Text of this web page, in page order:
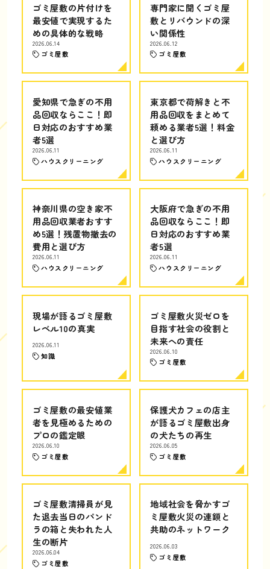
ゴミ屋敷の片付けを
最安値で実現するた
めの具体的な戦略
2026.06.14
ゴミ屋敷
専門家に聞くゴミ屋
敷とリバウンドの深
い関係性
2026.06.12
ゴミ屋敷
愛知県で急ぎの不用
品回収ならここ！即
日対応のおすすめ業
者5選
2026.06.11
ハウスクリーニング
東京都で荷解きと不
用品回収をまとめて
頼める業者5選！料金
と選び方
2026.06.11
ハウスクリーニング
神奈川県の空き家不
用品回収業者おすす
め5選！残置物撤去の
費用と選び方
2026.06.11
ハウスクリーニング
大阪府で急ぎの不用
品回収ならここ！即
日対応のおすすめ業
者5選
2026.06.11
ハウスクリーニング
現場が語るゴミ屋敷
レベル10の真実
2026.06.11
知識
ゴミ屋敷火災ゼロを
目指す社会の役割と
未来への責任
2026.06.10
ゴミ屋敷
ゴミ屋敷の最安値業
者を見極めるための
プロの鑑定眼
2026.06.10
ゴミ屋敷
保護犬カフェの店主
が語るゴミ屋敷出身
の犬たちの再生
2026.06.05
ゴミ屋敷
ゴミ屋敷清掃員が見
た退去当日のパンド
ラの箱と失われた人
生の断片
2026.06.04
ゴミ屋敷
地域社会を脅かすゴ
ミ屋敷火災の連鎖と
共助のネットワーク
2026.06.03
ゴミ屋敷